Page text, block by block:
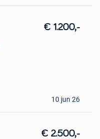
€ 1.200,-
10 jun 26
€ 2.500,-